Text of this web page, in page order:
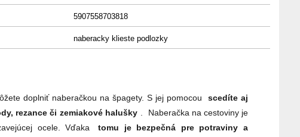
5907558703818
naberacky klieste podlozky
doplniť naberačkou na špagety. S jej pomocou
scedíte aj
rezance či zemiakové halušky
Naberačka na cestoviny je
ocele. Vďaka
tomu je bezpečná pre potraviny a